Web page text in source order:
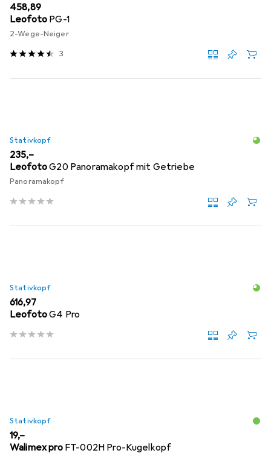
EUR
458,89
Leofoto PG-1
2-Wege-Neiger
3
Stativkopf
EUR
235,–
LeofotoG20 Panoramakopf mit Getriebe
Panoramakopf
Stativkopf
EUR
616,97
LeofotoG4 Pro
Stativkopf
EUR
19,–
Walimex pro FT-002H Pro-Kugelkopf